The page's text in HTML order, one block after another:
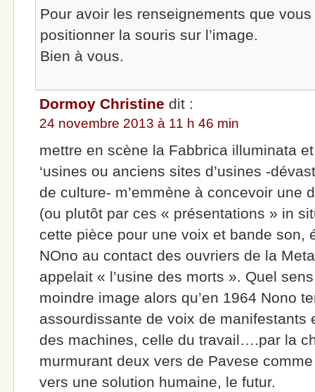
Pour avoir les renseignements que
positionner la souris sur l’image.
Bien à vous.
Dormoy Christine dit :
24 novembre 2013 à 11 h 46 min
mettre en scène la Fabbrica illuminata
‘usines ou anciens sites d’usines -
de culture- m’emmène à concevoir une
(ou plutôt par ces « présentations » in
cette pièce pour une voix et bande son,
NOno au contact des ouvriers de la
appelait « l’usine des morts ». Quel
moindre image alors qu’en 1964 Nono
assourdissante de voix de manifestants
des machines, celle du travail….par la
murmurant deux vers de Pavese
vers une solution humaine, le futur.